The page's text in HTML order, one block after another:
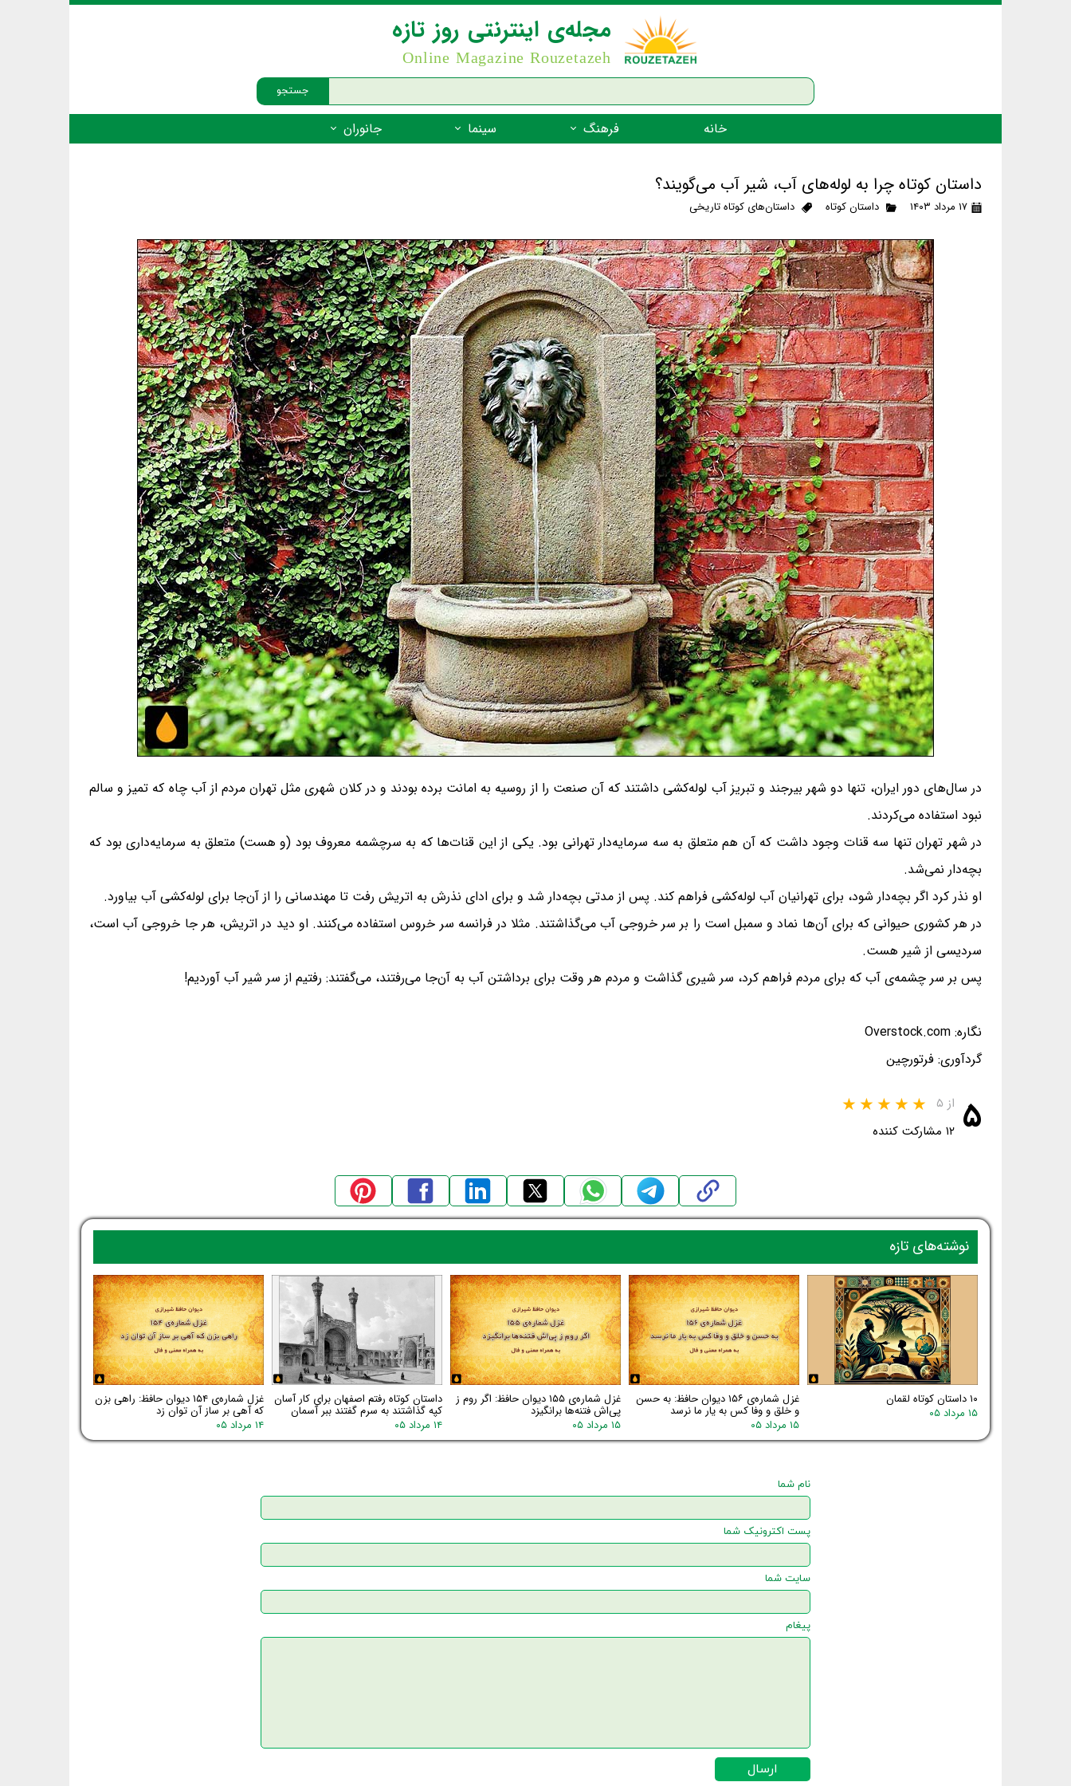
جستجو
مجله‌ی اینترنتی روز تازه
Online Magazine Rouzetazeh
خانه فرهنگ
ضرب المثل
شعر فارسی
زندگینامه‌ی بزرگان
گفتاورد
سینما جانوران
جانوران مهره‌دار - دوزیستان
جانوران مهره‌دار - ماهیان
جانوران مهره‌دار - فهرست‌ها
داستان کوتاه چرا به لوله‌های آب، شیر آب می‌گویند؟
۱۷ مرداد ۱۴۰۳ داستان کوتاه داستان‌های کوتاه تاریخی
در سال‌های دور ایران، تنها دو شهر بیرجند و تبریز آب لوله‌کشی داشتند که آن صنعت را از روسیه به امانت برده بودند و در کلان شهری مثل تهران مردم از آب چاه که تمیز و سالم
نبود استفاده می‌کردند.
در شهر تهران تنها سه قنات وجود داشت که آن هم متعلق به سه سرمایه‌دار تهرانی بود. یکی از این قنات‌ها که به سرچشمه معروف بود (و هست) متعلق به سرمایه‌داری بود که
بچه‌دار نمی‌شد.
او نذر کرد اگر بچه‌دار شود، برای تهرانیان آب لوله‌کشی فراهم کند. پس از مدتی بچه‌دار شد و برای ادای نذرش به اتریش رفت تا مهندسانی را از آن‌جا برای لوله‌کشی آب بیاورد.
در هر کشوری حیوانی که برای آن‌ها نماد و سمبل است را بر سر خروجی آب می‌گذاشتند. مثلا در فرانسه سر خروس استفاده می‌کنند. او دید در اتریش، هر جا خروجی آب است،
سردیسی از شیر هست.
پس بر سر چشمه‌ی آب که برای مردم فراهم کرد، سر شیری گذاشت و مردم هر وقت برای برداشتن آب به آن‌جا می‌رفتند، می‌گفتند: رفتیم از سر شیر آب آوردیم!
نگاره: Overstock.com
گردآوری: فرتورچین
۵ از ۵
۱۲ مشارکت کننده
۱۰ داستان کوتاه لقمان
۱۵ مرداد ۰۵
غزل شماره‌ی ۱۵۶ دیوان حافظ: به حسن
و خلق و وفا کس به یار ما نرسد
۱۵ مرداد ۰۵
غزل شماره‌ی ۱۵۵ دیوان حافظ: اگر روم ز
پی‌اش فتنه‌ها برانگیزد
۱۵ مرداد ۰۵
داستان کوتاه رفتم اصفهان برای کار آسان
کپه گذاشتند به سرم گفتند ببر آسمان
۱۴ مرداد ۰۵
غزل شماره‌ی ۱۵۴ دیوان حافظ: راهی بزن
که آهی بر ساز آن توان زد
۱۴ مرداد ۰۵
نوشته‌های تازه
نام شما
پست اکترونیک شما
سایت شما
پیغام
ارسال